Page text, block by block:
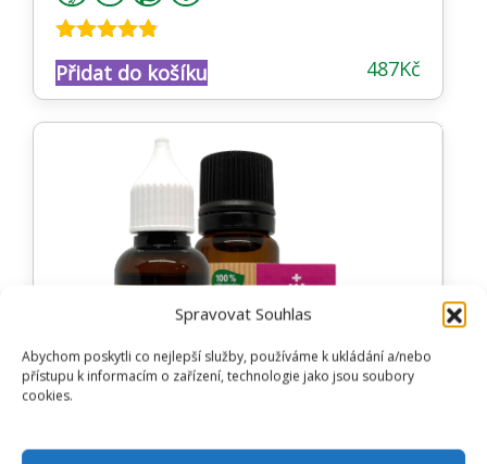
Spravovat Souhlas
Abychom poskytli co nejlepší služby, používáme k ukládání a/nebo
přístupu k informacím o zařízení, technologie jako jsou soubory
cookies.
Hodnocení
4.74z 5 487Kč
Přidat do košíku